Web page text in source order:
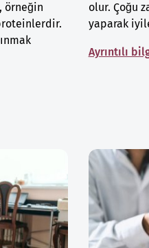
örneğin
olur. Çoğu
yaparak
Ayrıntılı